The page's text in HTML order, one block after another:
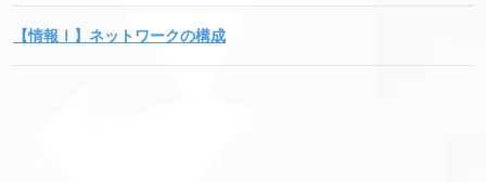
【情報Ⅰ】ネットワークの構成